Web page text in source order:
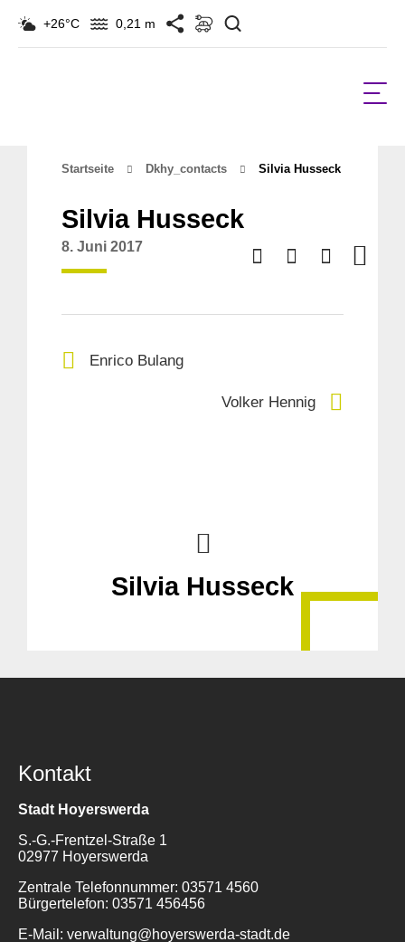
+26°C 0,21 m
Startseite Dkhy_contacts Silvia Husseck
Silvia Husseck
8. Juni 2017
Enrico Bulang
Volker Hennig
Silvia Husseck
Kontakt
Stadt Hoyerswerda
S.-G.-Frentzel-Straße 1
02977 Hoyerswerda
Zentrale Telefonnummer: 03571 4560
Bürgertelefon: 03571 456456
E-Mail: verwaltung@hoyerswerda-stadt.de